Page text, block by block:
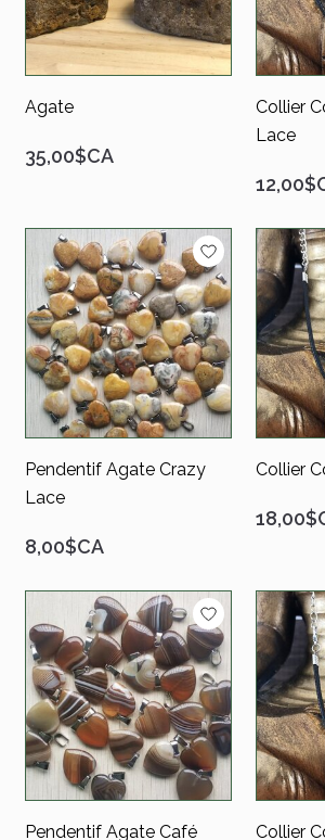
35,00$CA
Agate
Collier
Lace
8,00$CA
Pendentif Agate Crazy
Lace
Collier
Pendentif Agate Café Collier